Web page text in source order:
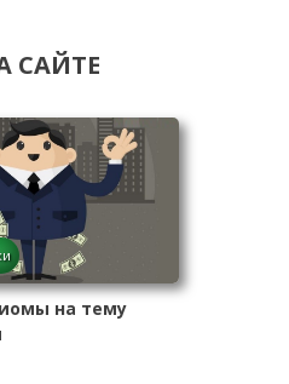
САЙТЕ
на тему